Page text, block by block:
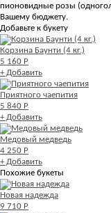
пионовидные розы
Вашему бюджету.
Добавьте к букету
Корзина Баунти (4 кг.)
5 160 Р
+ Добавить
Приятного чаепития
5 840 Р
+ Добавить
Медовый медведь
4 250 Р
+ Добавить
Похожие букеты
Новая надежда
9 710 Р